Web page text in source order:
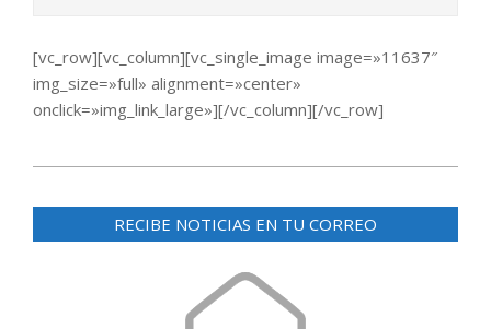
[vc_row][vc_column][vc_single_image image=»11637″
img_size=»full» alignment=»center»
onclick=»img_link_large»][/vc_column][/vc_row]
04-
RECIBE NOTICIAS EN TU CORREO